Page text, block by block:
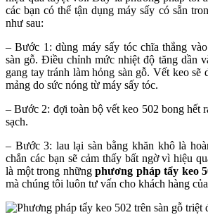
các bạn có thể tận dụng máy sấy có sẵn
như sau:
– Bước 1: dùng máy sấy tóc chĩa thẳng
sàn gỗ. Điều chỉnh mức nhiệt độ tăng dần
gang tay tránh làm hỏng sàn gỗ. Vết keo sẽ
mảng do sức nóng từ máy sấy tóc.
– Bước 2: đợi toàn bộ vết keo 502 bong hết
sạch.
– Bước 3: lau lại sàn bằng khăn khô là
chắn các bạn sẽ cảm thấy bất ngờ vì hiệu
là một trong nhữngphương pháp tẩy keo
mà chúng tôi luôn tư vấn cho khách hàng